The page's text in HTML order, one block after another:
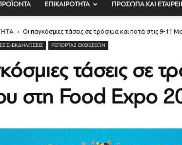
ΕΠΙΚΑΙΡΟΤΗΤΑ ΠΡΟΣΩΠΑ ΚΑΙ
Οι παγκόσμιες τάσεις σε τρόφιμα και ποτά στις 9-11
ΕΚΔΗΛΏΣΕΙΣ ΡΕΠΟΡΤΆΖ ΕΚΘΈΣΕΩΝ
τάσεις σε
στη Food Expo